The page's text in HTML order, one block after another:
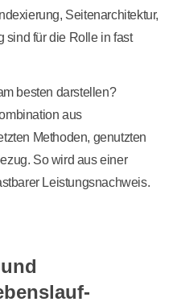
Seitenarchitektur,
sind für die Rolle in fast
besten darstellen?
aus
Methoden, genutzten
So wird aus einer
Leistungsnachweis.